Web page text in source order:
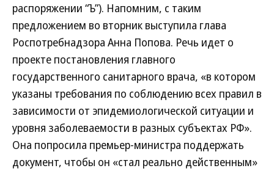
распоряжении “Ъ”). Напомним, с таким
предложением во вторник выступила глава
Роспотребнадзора Анна Попова. Речь идет о
проекте постановления главного
государственного санитарного врача, «в котором
указаны требования по соблюдению всех правил в
зависимости от эпидемиологической ситуации и
уровня заболеваемости в разных субъектах РФ».
Она попросила премьер-министра поддержать
документ, чтобы он «стал реально действенным»